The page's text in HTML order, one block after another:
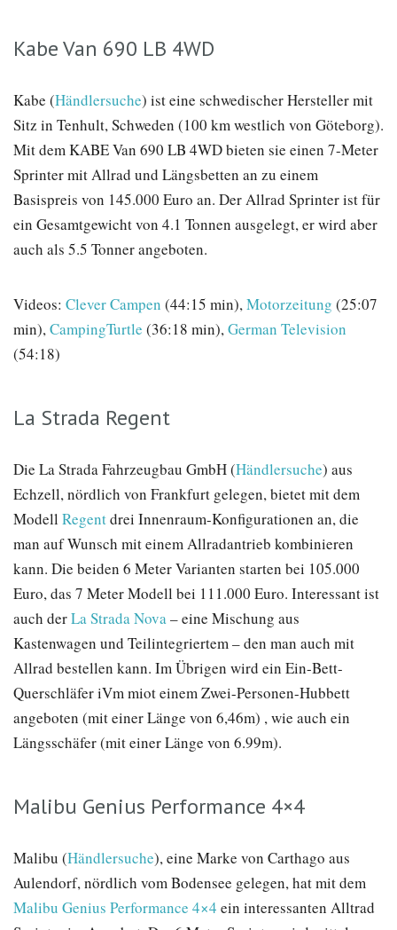
Kabe Van 690 LB 4WD
Kabe (Händlersuche) ist eine schwedischer Hersteller mit
Sitz in Tenhult, Schweden (100 km westlich von Göteborg).
Mit dem KABE Van 690 LB 4WD bieten sie einen 7-Meter
Sprinter mit Allrad und Längsbetten an zu einem
Basispreis von 145.000 Euro an. Der Allrad Sprinter ist für
ein Gesamtgewicht von 4.1 Tonnen ausgelegt, er wird aber
auch als 5.5 Tonner angeboten.
Videos: Clever Campen (44:15 min),Motorzeitung (25:07
min),CampingTurtle (36:18 min),German Television
(54:18)
La Strada Regent
Die La Strada Fahrzeugbau GmbH (Händlersuche) aus
Echzell, nördlich von Frankfurt gelegen, bietet mit dem
Modell Regentdrei Innenraum-Konfigurationen an, die
man auf Wunsch mit einem Allradantrieb kombinieren
kann. Die beiden 6 Meter Varianten starten bei 105.000
Euro, das 7 Meter Modell bei 111.000 Euro. Interessant ist
auch derLa Strada Nova– eine Mischung aus
Kastenwagen und Teilintegriertem – den man auch mit
Allrad bestellen kann. Im Übrigen wird ein Ein-Bett-
Querschläfer iVm miot einem Zwei-Personen-Hubbett
angeboten (mit einer Länge von 6,46m) , wie auch ein
Längsschäfer (mit einer Länge von 6.99m).
Malibu Genius Performance 4×4
Malibu (Händlersuche), eine Marke von Carthago aus
Aulendorf, nördlich vom Bodensee gelegen, hat mit dem
Malibu Genius Performance 4×4 ein interessanten Alltrad